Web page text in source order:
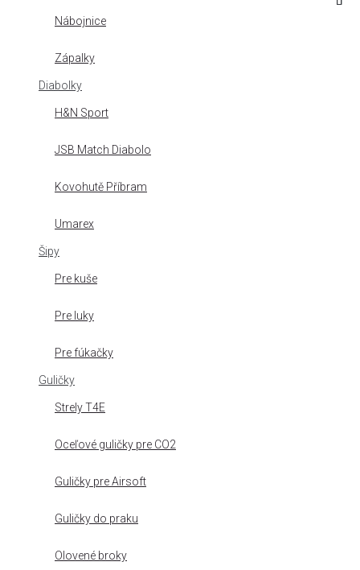
Nábojnice
Zápalky
Diabolky
H&N Sport
JSB Match Diabolo
Kovohutě Příbram
Umarex
Šipy
Pre kuše
Pre luky
Pre fúkačky
Guličky
Strely T4E
Oceľové guličky pre CO2
Guličky pre Airsoft
Guličky do praku
Olovené broky